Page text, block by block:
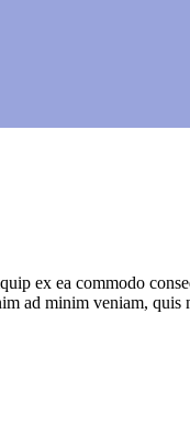
ex ea commodo
ad minim veniam,